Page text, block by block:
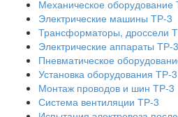
Механическое оборудование
Электрические машины ТР-3
Трансформаторы, дроссели
Электрические аппараты ТР-3
Пневматическое
Установка оборудования ТР-3
Монтаж проводов и шин ТР-3
Система вентиляции ТР-3